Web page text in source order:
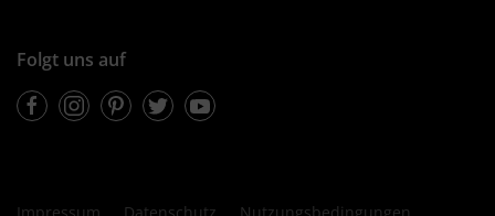
Folgt uns auf
FacebookInstagramPinterestTwitterYoutube